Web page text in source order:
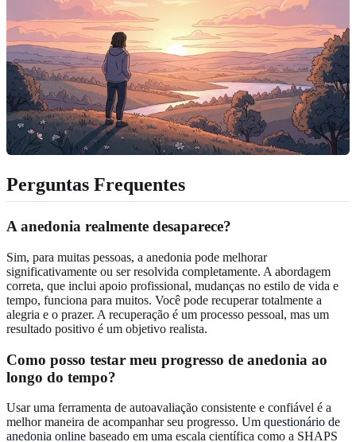
Perguntas Frequentes
A anedonia realmente desaparece?
Sim, para muitas pessoas, a anedonia pode melhorar
significativamente ou ser resolvida completamente. A abordagem
correta, que inclui apoio profissional, mudanças no estilo de vida e
tempo, funciona para muitos. Você pode recuperar totalmente a
alegria e o prazer. A recuperação é um processo pessoal, mas um
resultado positivo é um objetivo realista.
Como posso testar meu progresso de anedonia ao
longo do tempo?
Usar uma ferramenta de autoavaliação consistente e confiável é a
melhor maneira de acompanhar seu progresso. Um questionário de
anedonia online baseado em uma escala científica como a SHAPS